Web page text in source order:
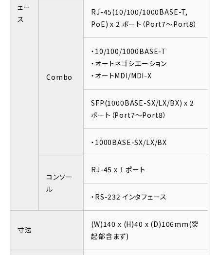
ェー
ス
Combo
RJ-45(10/100/1000BASE-T,
PoE) x 2 ポート（Port7～Port8）
・10/100/1000BASE-T
・オートネゴシエーション
・オートMDI/MDI-X
SFP(1000BASE-SX/LX/BX) x 2
ポート（Port7～Port8）
・1000BASE-SX/LX/BX
コンソー
ル
RJ-45 x 1 ポート
・RS-232 インタフェース
寸法
(W)140 x (H)40 x (D)106mm(突
起部含まず)